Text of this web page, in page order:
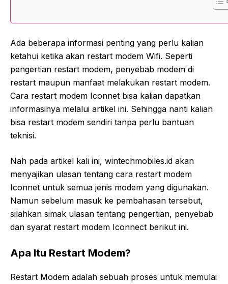
Ada beberapa informasi penting yang perlu kalian
ketahui ketika akan restart modem Wifi. Seperti
pengertian restart modem, penyebab modem di
restart maupun manfaat melakukan restart modem.
Cara restart modem Iconnet bisa kalian dapatkan
informasinya melalui artikel ini. Sehingga nanti kalian
bisa restart modem sendiri tanpa perlu bantuan
teknisi.
Nah pada artikel kali ini, wintechmobiles.id akan
menyajikan ulasan tentang cara restart modem
Iconnet untuk semua jenis modem yang digunakan.
Namun sebelum masuk ke pembahasan tersebut,
silahkan simak ulasan tentang pengertian, penyebab
dan syarat restart modem Iconnect berikut ini.
Apa Itu Restart Modem?
Restart Modem adalah sebuah proses untuk memulai